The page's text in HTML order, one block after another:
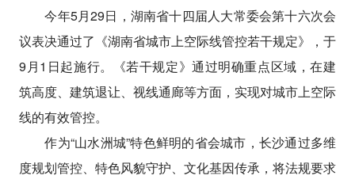
今年5月29日，湖南省十四届人大常委会第十六次会
议表决通过了《湖南省城市上空际线管控若干规定》，于
9月1日起施行。《若干规定》通过明确重点区域，在建
筑高度、建筑退让、视线通廊等方面，实现对城市上空际
线的有效管控。
作为“山水洲城”特色鲜明的省会城市，长沙通过多维
度规划管控、特色风貌守护、文化基因传承，将法规要求